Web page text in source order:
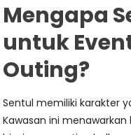
Mengapa
untuk
Outing?
Sentul memiliki karakter
Kawasan ini